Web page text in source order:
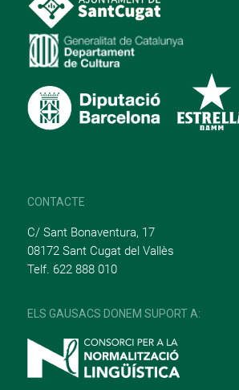
CONTACTE
C/ Sant Bonaventura, 17
08172 Sant Cugat del Vallès
Telf. 622 888 010
ELS GAUSACS DONEM SUPORT A: